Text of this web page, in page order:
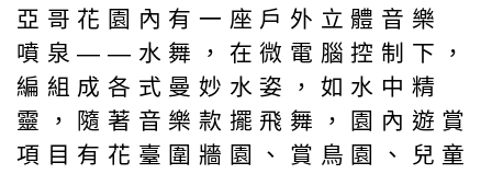
亞哥花園內有一座戶外立體音樂
噴泉——水舞，在微電腦控制下，
編組成各式曼妙水姿，如水中精
靈，隨著音樂款擺飛舞，園內遊賞
項目有花臺圍牆園、賞鳥園、兒童